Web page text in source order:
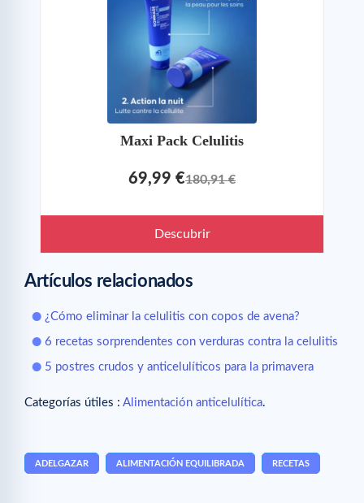
Maxi Pack Celulitis
69,99 €180,91 €
Descubrir
Artículos relacionados
¿Cómo eliminar la celulitis con copos de avena?
6 recetas sorprendentes con verduras contra la celulitis
5 postres crudos y anticelulíticos para la primavera
Categorías útiles : Alimentación anticelulítica.
ADELGAZAR ALIMENTACIÓN EQUILIBRADA RECETAS